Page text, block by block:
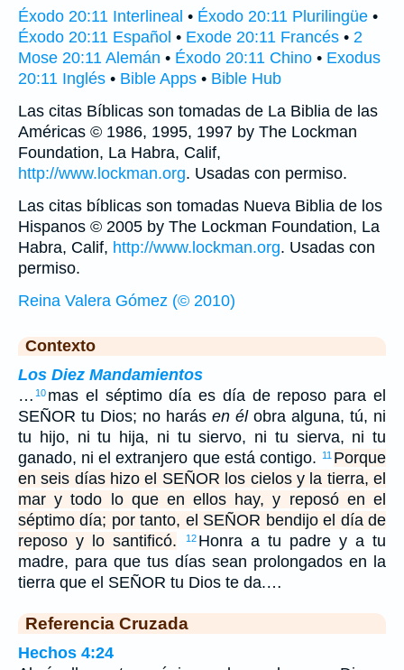
Éxodo 20:11 Interlineal • Éxodo 20:11 Plurilingüe •
Éxodo 20:11 Español • Exode 20:11 Francés • 2
Mose 20:11 Alemán • Éxodo 20:11 Chino • Exodus
20:11 Inglés • Bible Apps • Bible Hub
Las citas Bíblicas son tomadas de La Biblia de las
Américas © 1986, 1995, 1997 by The Lockman
Foundation, La Habra, Calif,
http://www.lockman.org. Usadas con permiso.
Las citas bíblicas son tomadas Nueva Biblia de los
Hispanos © 2005 by The Lockman Foundation, La
Habra, Calif, http://www.lockman.org. Usadas con
permiso.
Reina Valera Gómez (© 2010)
Contexto
Los Diez Mandamientos
… 10 mas el séptimo día es día de reposo para el
SEÑOR tu Dios; no harás en élobra alguna, tú, ni
tu hijo, ni tu hija, ni tu siervo, ni tu sierva, ni tu
ganado, ni el extranjero que está contigo.
11 Porque
en seis días hizo el SEÑOR los cielos y la tierra, el
mar y todo lo que en ellos hay, y reposó en el
séptimo día; por tanto, el SEÑOR bendijo el día de
reposo y lo santificó.
12 Honra a tu padre y a tu
madre, para que tus días sean prolongados en la
tierra que el SEÑOR tu Dios te da.…
Referencia Cruzada
Hechos 4:24